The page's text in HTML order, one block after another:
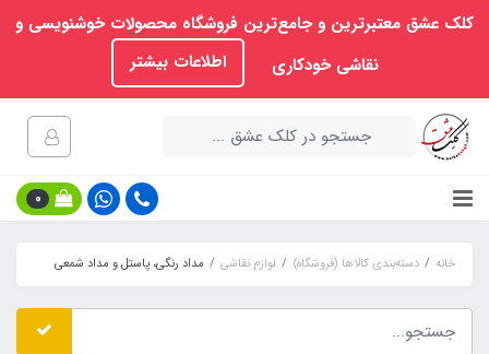
کلک عشق معتبرترین و جامع‌ترین فروشگاه محصولات خوشنویسی و
نقاشی خودکاری
اطلاعات بیشتر
0
خانه دسته‌بندی کالاها (فروشگاه) لوازم نقاشی مداد رنگی، پاستل و مداد شمعی